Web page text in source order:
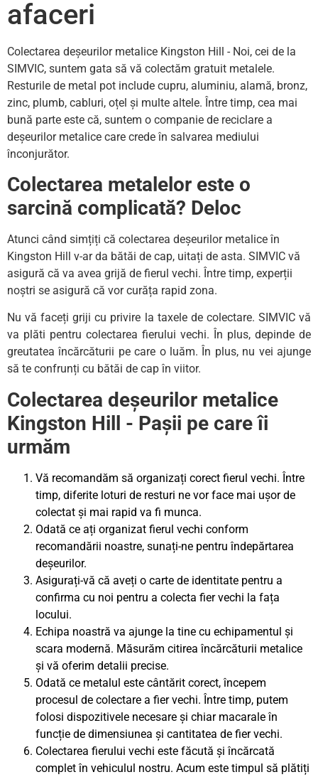
afaceri
Colectarea deșeurilor metalice Kingston Hill - Noi, cei de la
SIMVIC, suntem gata să vă colectăm gratuit metalele.
Resturile de metal pot include cupru, aluminiu, alamă, bronz,
zinc, plumb, cabluri, oțel și multe altele. Între timp, cea mai
bună parte este că, suntem o companie de reciclare a
deșeurilor metalice care crede în salvarea mediului
înconjurător.
Colectarea metalelor este o
sarcină complicată? Deloc
Atunci când simțiți că colectarea deșeurilor metalice în
Kingston Hill v-ar da bătăi de cap, uitați de asta. SIMVIC vă
asigură că va avea grijă de fierul vechi. Între timp, experții
noștri se asigură că vor curăța rapid zona.
Nu vă faceți griji cu privire la taxele de colectare. SIMVIC vă
va plăti pentru colectarea fierului vechi. În plus, depinde de
greutatea încărcăturii pe care o luăm. În plus, nu vei ajunge
să te confrunți cu bătăi de cap în viitor.
Colectarea deșeurilor metalice
Kingston Hill - Pașii pe care îi
urmăm
Vă recomandăm să organizați corect fierul vechi. Între
timp, diferite loturi de resturi ne vor face mai ușor de
colectat și mai rapid va fi munca.
Odată ce ați organizat fierul vechi conform
recomandării noastre, sunați-ne pentru îndepărtarea
deșeurilor.
Asigurați-vă că aveți o carte de identitate pentru a
confirma cu noi pentru a colecta fier vechi la fața
locului.
Echipa noastră va ajunge la tine cu echipamentul și
scara modernă. Măsurăm citirea încărcăturii metalice
și vă oferim detalii precise.
Odată ce metalul este cântărit corect, începem
procesul de colectare a fier vechi. Între timp, putem
folosi dispozitivele necesare și chiar macarale în
funcție de dimensiunea și cantitatea de fier vechi.
Colectarea fierului vechi este făcută și încărcată
complet în vehiculul nostru. Acum este timpul să plătiți